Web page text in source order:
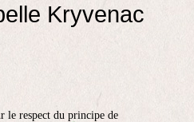
Kryvenac
le respect du principe de